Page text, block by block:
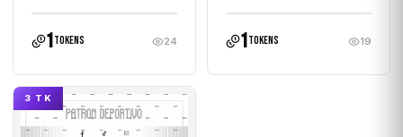
1tokens 24 1tokens 19
3 TK